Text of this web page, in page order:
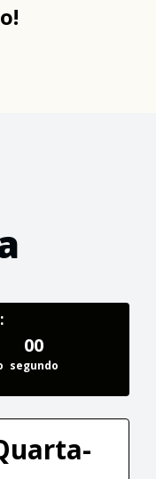
00
segundo